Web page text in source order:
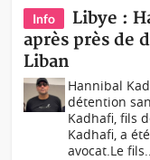
Info
Libye :
après près de
Liban
Hannibal
détention
Kadhafi, fils
Kadhafi, a
avocat.Le